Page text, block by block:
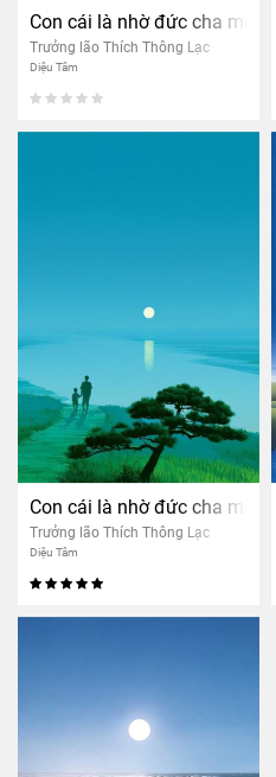
Con cái là nhờ đức cha mẹ
Trưởng lão Thích Thông Lạc
Diệu Tâm
Con cái là nhờ đức cha mẹ
Trưởng lão Thích Thông Lạc
Diệu Tâm